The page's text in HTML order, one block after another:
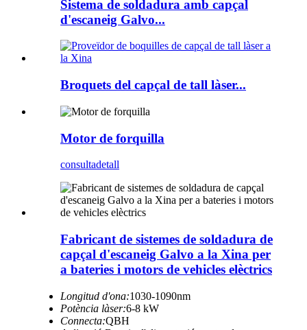
Sistema de soldadura amb capçal
d'escaneig Galvo...
Broquets del capçal de tall làser...
Motor de forquilla
consultadetall
Fabricant de sistemes de soldadura de
capçal d'escaneig Galvo a la Xina per
a bateries i motors de vehicles elèctrics
Longitud d'ona:1030-1090nm
Potència làser:6-8 kW
Connecta:QBH